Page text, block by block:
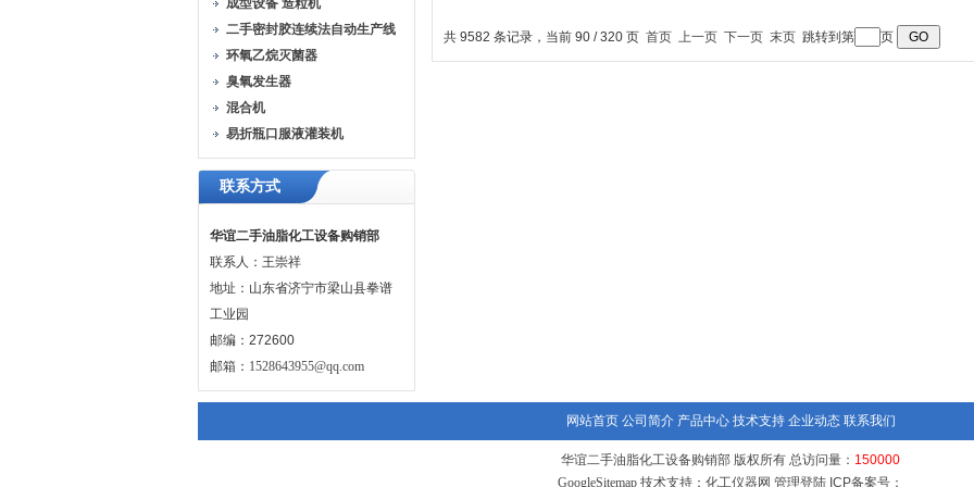
成型设备 造粒机
二手密封胶连续法自动生产线
环氧乙烷灭菌器
臭氧发生器
混合机
易折瓶口服液灌装机
联系方式
华谊二手油脂化工设备购销部
联系人：王崇祥
地址：山东省济宁市梁山县拳谱
工业园
邮编：272600
邮箱： 1528643955@qq.com
共 9582 条记录，当前 90 / 320 页 首页 上一页 下一页 末页 跳转到第 页
网站首页 公司简介 产品中心 技术支持 企业动态 联系我们
华谊二手油脂化工设备购销部 版权所有 总访问量： 150000
GoogleSitemap 技术支持： 化工仪器网 管理登陆 ICP备案号：